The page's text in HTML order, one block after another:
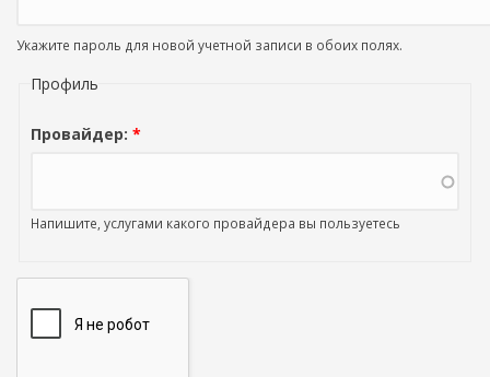
Укажите пароль для новой учетной записи в обоих полях.
Профиль
Провайдер: *
Напишите, услугами какого провайдера вы пользуетесь